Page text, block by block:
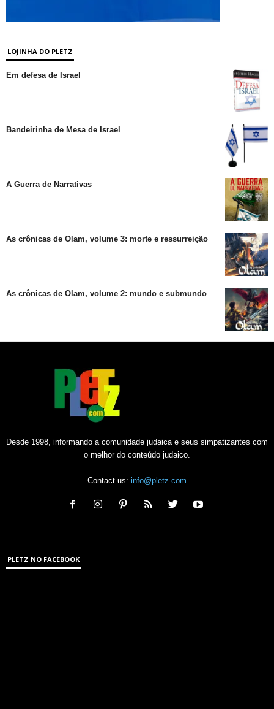
LOJINHA DO PLETZ
Em defesa de Israel
Bandeirinha de Mesa de Israel
A Guerra de Narrativas
As crônicas de Olam, volume 3: morte e ressurreição
As crônicas de Olam, volume 2: mundo e submundo
Desde 1998, informando a comunidade judaica e seus simpatizantes com
o melhor do conteúdo judaico.
Contact us: info@pletz.com
PLETZ NO FACEBOOK